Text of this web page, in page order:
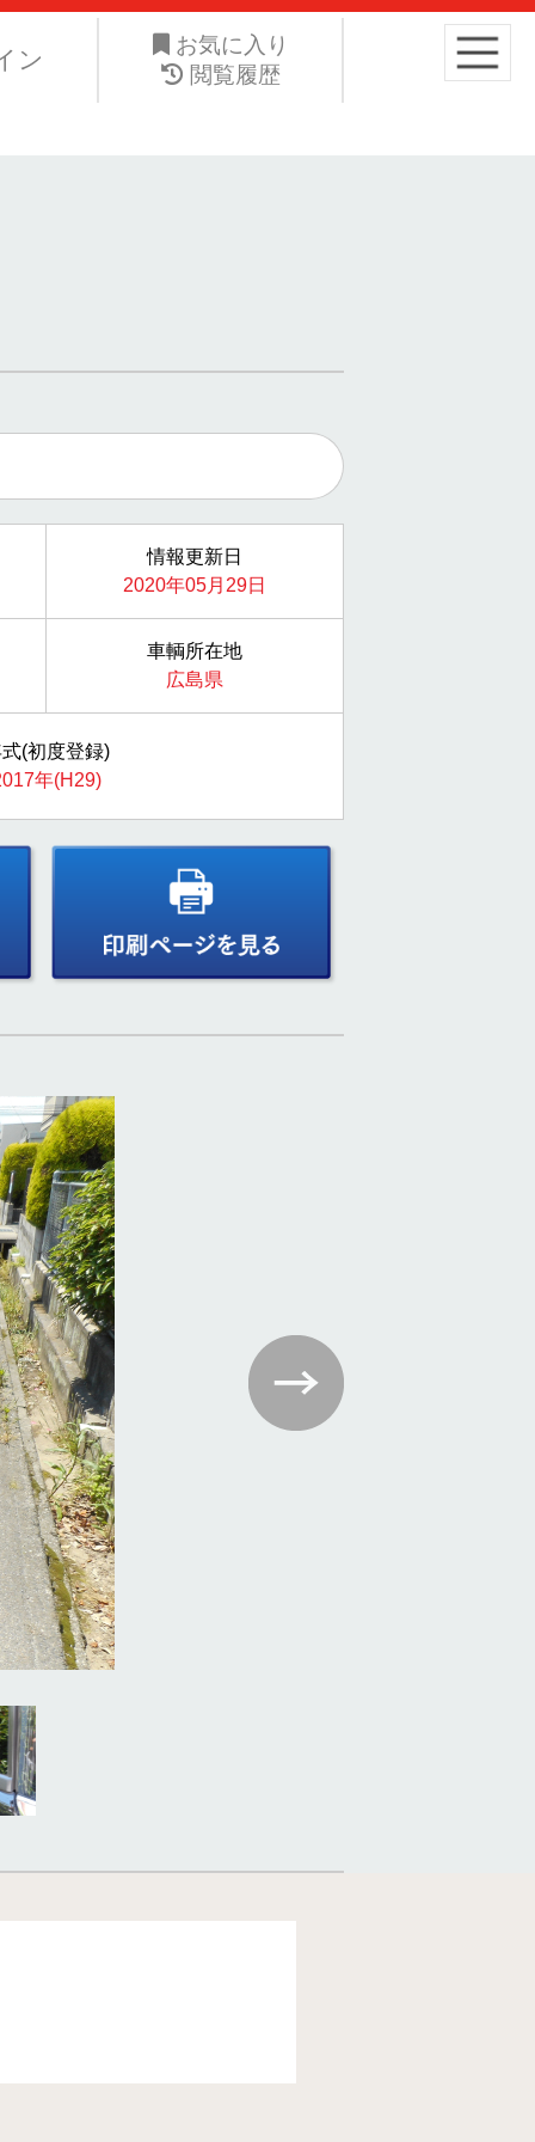
お手元の愛車を手放したい。ネット・ジーエス株式会社は
ン
お気に入り
閲覧履歴
情報更新日
2020年05月29日
車輌所在地
広島県
(初度登録)
年(H29)